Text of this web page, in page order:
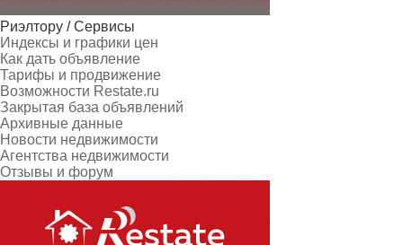
Риэлтору / Сервисы
Индексы и графики цен
Как дать объявление
Тарифы и продвижение
Возможности Restate.ru
Закрытая база объявлений
Архивные данные
Новости недвижимости
Агентства недвижимости
Отзывы и форум